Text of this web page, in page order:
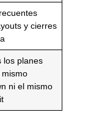
y cierres
los planes
ni el mismo